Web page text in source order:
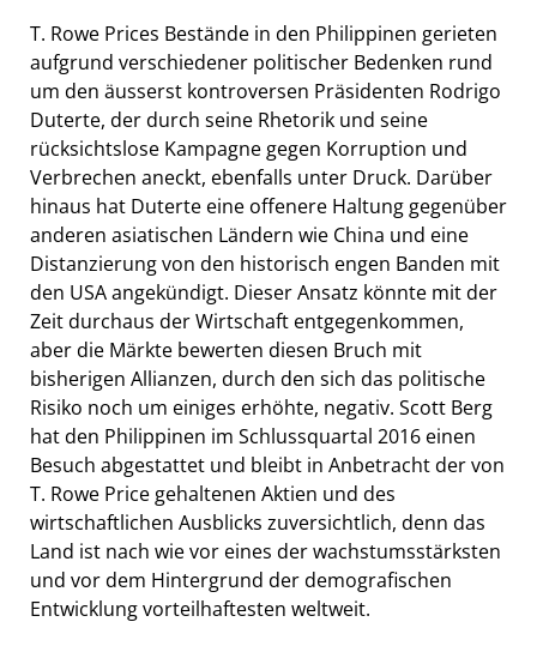
T. Rowe Prices Bestände in den Philippinen gerieten
aufgrund verschiedener politischer Bedenken rund
um den äusserst kontroversen Präsidenten Rodrigo
Duterte, der durch seine Rhetorik und seine
rücksichtslose Kampagne gegen Korruption und
Verbrechen aneckt, ebenfalls unter Druck. Darüber
hinaus hat Duterte eine offenere Haltung gegenüber
anderen asiatischen Ländern wie China und eine
Distanzierung von den historisch engen Banden mit
den USA angekündigt. Dieser Ansatz könnte mit der
Zeit durchaus der Wirtschaft entgegenkommen,
aber die Märkte bewerten diesen Bruch mit
bisherigen Allianzen, durch den sich das politische
Risiko noch um einiges erhöhte, negativ. Scott Berg
hat den Philippinen im Schlussquartal 2016 einen
Besuch abgestattet und bleibt in Anbetracht der von
T. Rowe Price gehaltenen Aktien und des
wirtschaftlichen Ausblicks zuversichtlich, denn das
Land ist nach wie vor eines der wachstumsstärksten
und vor dem Hintergrund der demografischen
Entwicklung vorteilhaftesten weltweit.